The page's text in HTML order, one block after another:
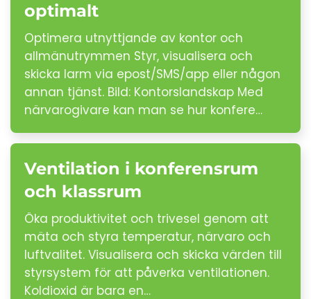
optimalt
Optimera utnyttjande av kontor och
allmänutrymmen Styr, visualisera och
skicka larm via epost/SMS/app eller någon
annan tjänst. Bild: Kontorslandskap Med
närvarogivare kan man se hur konfere…
Ventilation i konferensrum
och klassrum
Öka produktivitet och trivesel genom att
mäta och styra temperatur, närvaro och
luftvalitet. Visualisera och skicka värden till
styrsystem för att påverka ventilationen.
Koldioxid är bara en…